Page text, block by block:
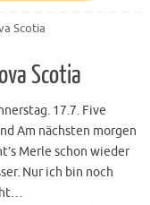
Scotia
Scotia
17.7. Five
Am nächsten morgen
Merle schon wieder
Nur ich bin noch